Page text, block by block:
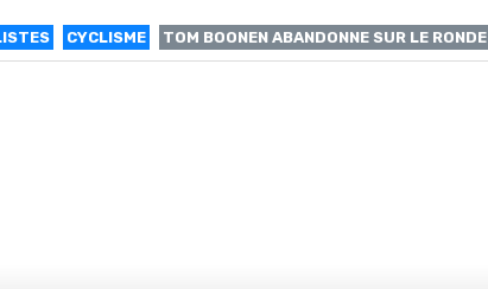
CYCLISME TOM BOONEN ABANDONNE SUR LE RONDE